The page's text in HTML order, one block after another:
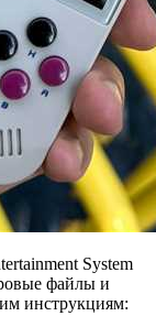
System
файлы и
инструкциям: